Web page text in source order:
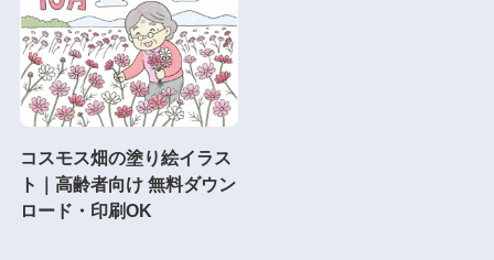
コスモス畑の塗り絵イラス
ト｜高齢者向け 無料ダウン
ロード・印刷OK